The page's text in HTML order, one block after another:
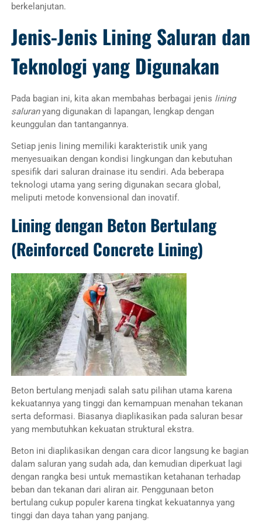
berkelanjutan.
Jenis-Jenis Lining Saluran dan
Teknologi yang Digunakan
Pada bagian ini, kita akan membahas berbagai jenis lining
saluranyang digunakan di lapangan, lengkap dengan
keunggulan dan tantangannya.
Setiap jenis lining memiliki karakteristik unik yang
menyesuaikan dengan kondisi lingkungan dan kebutuhan
spesifik dari saluran drainase itu sendiri. Ada beberapa
teknologi utama yang sering digunakan secara global,
meliputi metode konvensional dan inovatif.
Lining dengan Beton Bertulang
(Reinforced Concrete Lining)
Beton bertulang menjadi salah satu pilihan utama karena
kekuatannya yang tinggi dan kemampuan menahan tekanan
serta deformasi. Biasanya diaplikasikan pada saluran besar
yang membutuhkan kekuatan struktural ekstra.
Beton ini diaplikasikan dengan cara dicor langsung ke bagian
dalam saluran yang sudah ada, dan kemudian diperkuat lagi
dengan rangka besi untuk memastikan ketahanan terhadap
beban dan tekanan dari aliran air. Penggunaan beton
bertulang cukup populer karena tingkat kekuatannya yang
tinggi dan daya tahan yang panjang.